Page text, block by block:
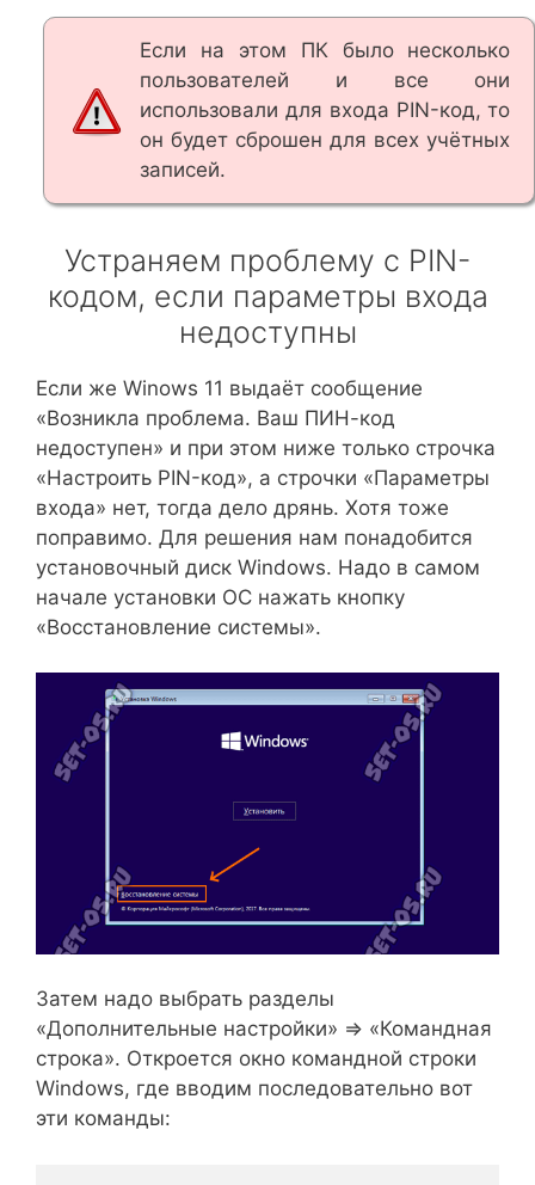
Если на этом ПК было несколько
пользователей и все они
использовали для входа PIN-код, то
он будет сброшен для всех учётных
записей.
Устраняем проблему с PIN-
кодом, если параметры входа
недоступны
Если же Winows 11 выдаёт сообщение
«Возникла проблема. Ваш ПИН-код
недоступен» и при этом ниже только строчка
«Настроить PIN-код», а строчки «Параметры
входа» нет, тогда дело дрянь. Хотя тоже
поправимо. Для решения нам понадобится
установочный диск Windows. Надо в самом
начале установки ОС нажать кнопку
«Восстановление системы».
Затем надо выбрать разделы
«Дополнительные настройки» ⇒ «Командная
строка». Откроется окно командной строки
Windows, где вводим последовательно вот
эти команды: